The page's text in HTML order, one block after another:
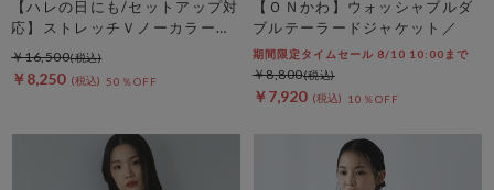
【ハレの日にも/セットアップ対
応】ストレッチＶノーカラージ
ャケット
￥8,250 50％OFF
￥16,500
【ＯＮかわ】ウォッシャブルダ
ブルテーラードジャケット／
期間限定タイムセール 8/10 10:00まで
￥7,920 10％OFF
￥8,800